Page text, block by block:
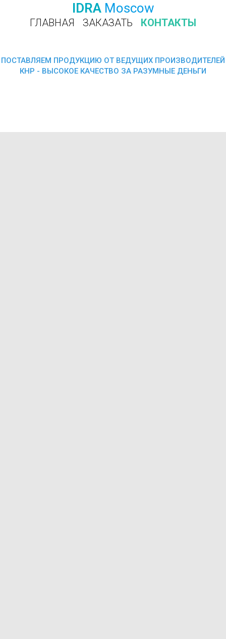
IDRA Moscow
ГЛАВНАЯ ЗАКАЗАТЬ КОНТАКТЫ
ПОСТАВЛЯЕМ ПРОДУКЦИЮ ОТ ВЕДУЩИХ ПРОИЗВОДИТЕЛЕЙ
КНР - ВЫСОКОЕ КАЧЕСТВО ЗА РАЗУМНЫЕ ДЕНЬГИ